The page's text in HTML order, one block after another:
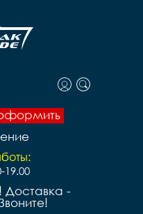
19.00
Доставка -